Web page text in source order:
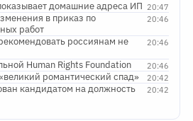
20:47
домашние адреса ИП
20:46
в приказ по
работ
20:46
россиянам не
20:46
Human Rights Foundation
20:42
романтический спад»
20:42
кандидатом на должность